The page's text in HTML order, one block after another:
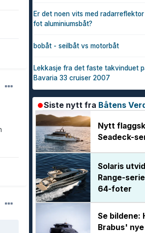
Er det noen vits med
fot aluminiumsbåt?
bobåt - seilbåt vs motorbåt
Lekkasje fra det faste takvinduet
Bavaria 33 cruiser 2007
Siste nytt fra Båtens
Nytt
Seadeck-
Solaris
Range-
64-foter
Se bildene:
Brabus' nye